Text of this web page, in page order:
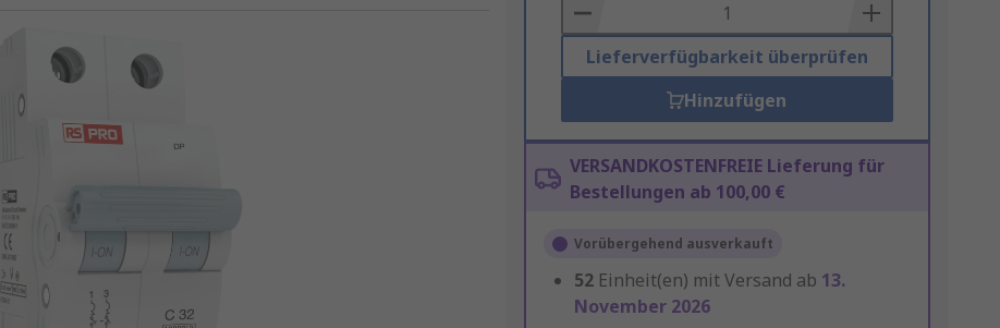
Basket
Lieferverfügbarkeit überprüfen
Hinzufügen
VERSANDKOSTENFREIE Lieferung für
Bestellungen ab 100,00 €
Vorübergehend ausverkauft
52 Einheit(en) mit Versand ab 13.
November 2026